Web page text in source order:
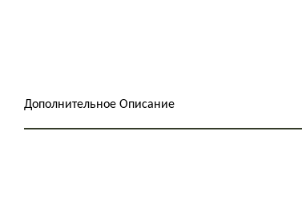
Дополнительное Описание